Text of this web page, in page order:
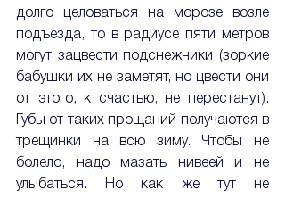
долго целоваться на морозе возле
подъезда, то в радиусе пяти метров
могут зацвести подснежники (зоркие
бабушки их не заметят, но цвести они
от этого, к счастью, не перестанут).
Губы от таких прощаний получаются в
трещинки на всю зиму. Чтобы не
болело, надо мазать нивеей и не
улыбаться. Но как же тут не